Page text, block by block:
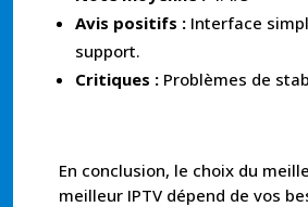
Avis positifs : Interface
support.
Critiques : Problèmes de
En conclusion, le choix du
meilleur IPTV dépend de vos